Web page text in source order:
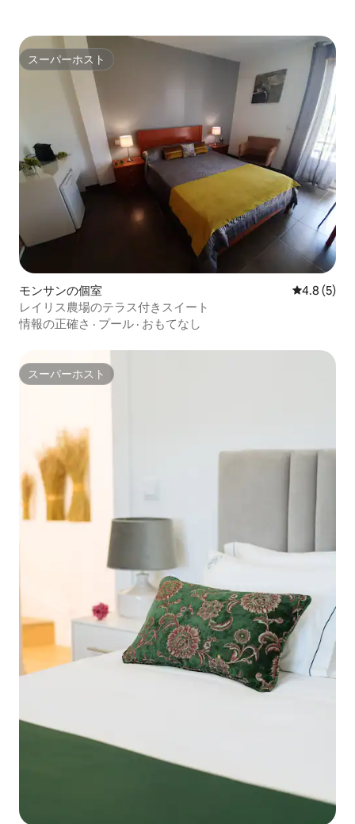
スーパーホスト
スーパーホスト
モンサンの個室 レビュー5
4.8 (5)
レイリス農場のテラス付きスイート
情報の正確さ · プール · おもてなし
スーパーホスト
スーパーホスト